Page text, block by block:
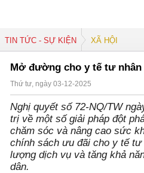
TIN TỨC - SỰ KIỆN XÃ HỘI
Mở đường cho y tế tư nhân
Thứ tư, ngày 03-12-2025
Nghị quyết số 72-NQ/TW
trị về một số giải pháp đột
chăm sóc và nâng cao sức
chính sách ưu đãi cho y tế
lượng dịch vụ và tăng khả
dân.